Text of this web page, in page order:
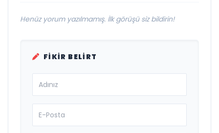
Henüz yorum yazılmamış. İlk görüşü siz bildirin!
FIKIR BELIRT